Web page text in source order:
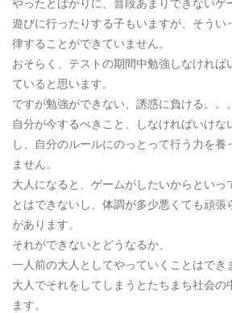
遊びに行ったりする子もいますが、そうい
律することができていません。
おそらく、テストの期間中勉強しなければ
ていると思います。
ですが勉強ができない、誘惑に負ける。。
自分が今するべきこと、しなければいけな
し、自分のルールにのっとって行う力を養
ません。
大人になると、ゲームがしたいからといっ
とはできないし、体調が多少悪くても頑張
があります。
それができないとどうなるか、
一人前の大人としてやっていくことはでき
大人でそれをしてしまうとたちまち社会の
ます。